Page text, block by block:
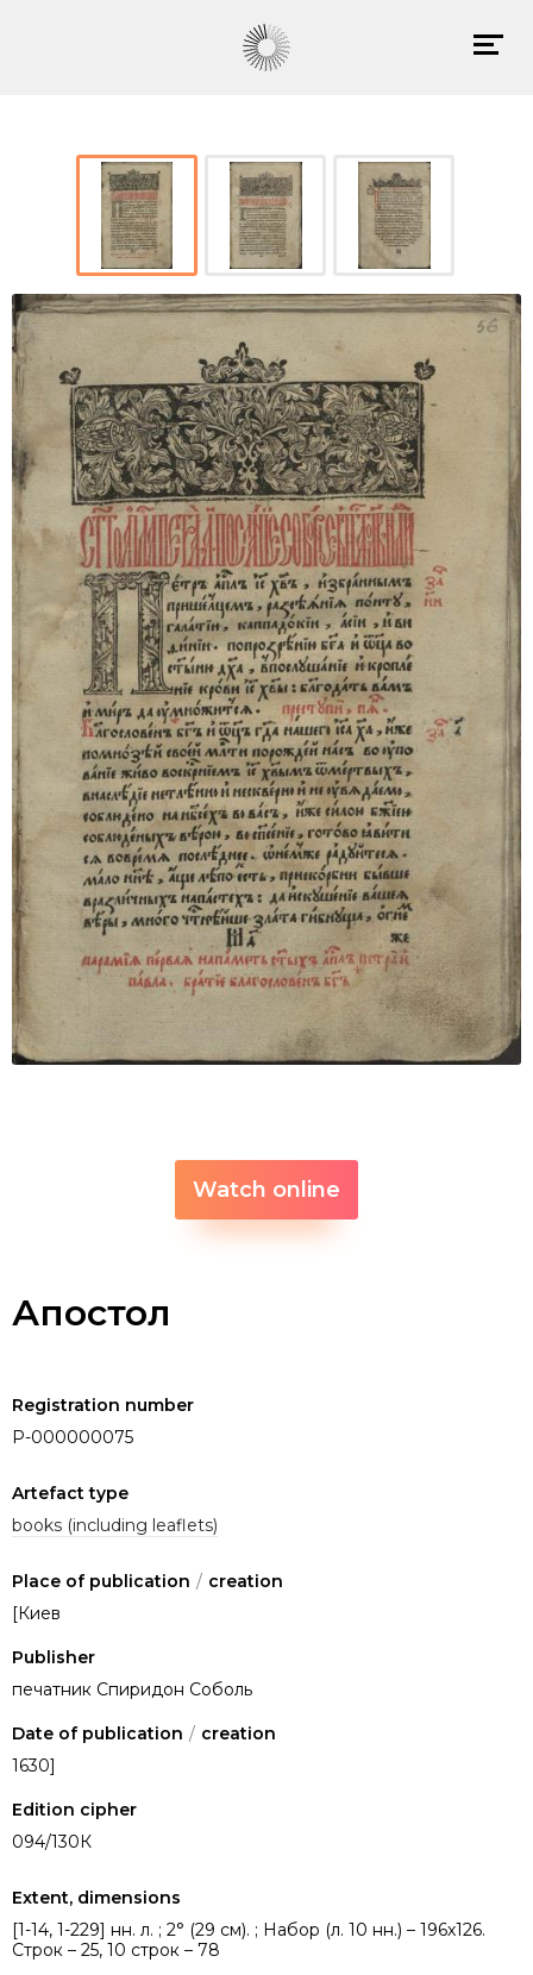
Watch online
Апостол
Registration number
P-000000075
Artefact type
books (including leaflets)
Place of publication / creation
[Киев
Publisher
печатник Спиридон Соболь
Date of publication / creation
1630]
Edition cipher
094/130К
Extent, dimensions
[1-14, 1-229] нн. л. ; 2° (29 см). ; Набор (л. 10 нн.) – 196х126.
Строк – 25, 10 строк – 78